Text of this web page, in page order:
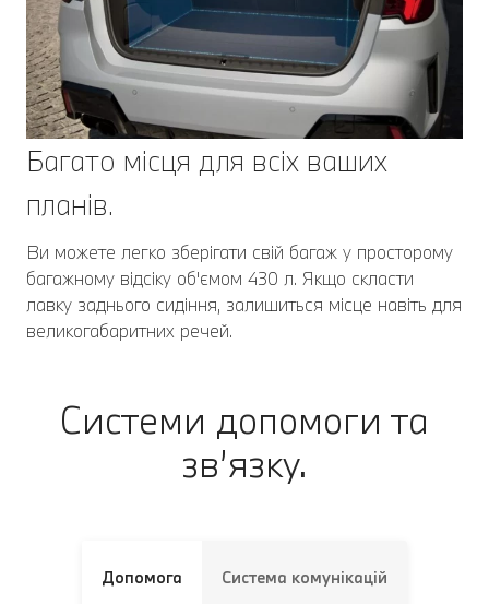
Багато місця для всіх ваших
планів.
Ви можете легко зберігати свій багаж у просторому
багажному відсіку об'ємом 430 л. Якщо скласти
лавку заднього сидіння, залишиться місце навіть для
великогабаритних речей.
Системи допомоги та
зв’язку.
Допомога Система комунікацій